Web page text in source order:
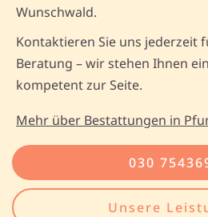
Wunschwald.
Kontaktieren Sie uns jederzeit
Beratung – wir stehen Ihnen
kompetent zur Seite.
Mehr über Bestattungen in
030
Unsere